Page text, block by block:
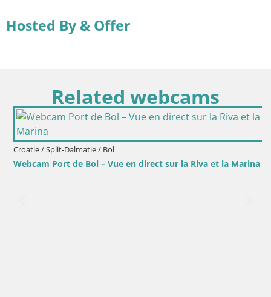
Hosted By & Offer
Related webcams
Croatie / Split-Dalmatie / Bol
Webcam Port de Bol – Vue en direct sur la Riva et la Marina